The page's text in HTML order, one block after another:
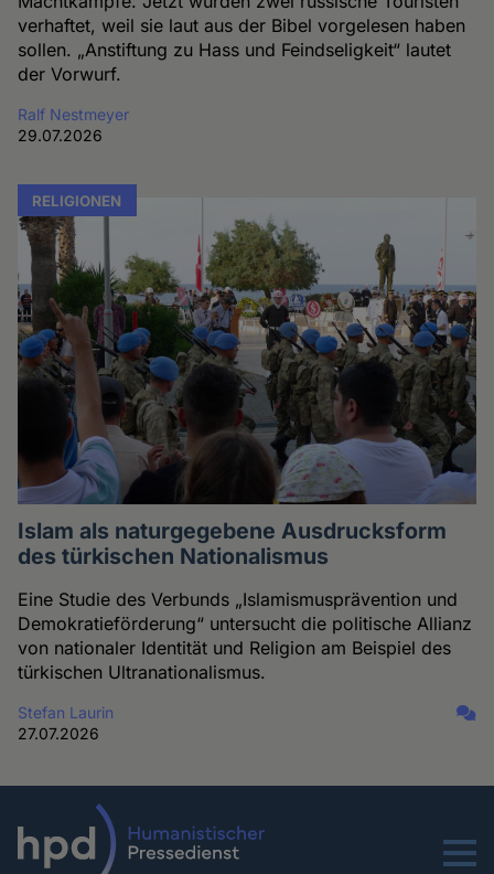
verhaftet, weil sie laut aus der Bibel vorgelesen haben
sollen. „Anstiftung zu Hass und Feindseligkeit“ lautet
der Vorwurf.
Ralf Nestmeyer
29.07.2026
RELIGIONEN
Islam als naturgegebene Ausdrucksform
des türkischen Nationalismus
Eine Studie des Verbunds „Islamismusprävention und
Demokratieförderung“ untersucht die politische Allianz
von nationaler Identität und Religion am Beispiel des
türkischen Ultranationalismus.
Stefan Laurin
27.07.2026
Menu